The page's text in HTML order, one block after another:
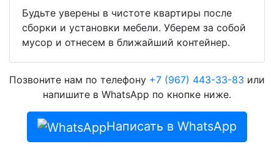
Будьте уверены в чистоте квартиры после
сборки и установки мебели. Уберем за собой
мусор и отнесем в ближайший контейнер.
Позвоните нам по телефону +7 (967) 443-33-83 или
напишите в WhatsApp по кнопке ниже.
Написать в WhatsApp